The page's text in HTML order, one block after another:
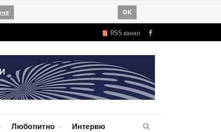
OK
RSS канал Facebook
Любопитно Интервю